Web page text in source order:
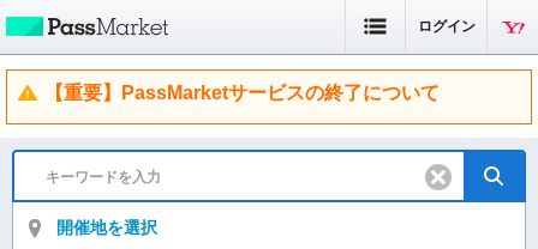
ログイン
【重要】PassMarketサービスの終了について
開催地を選択